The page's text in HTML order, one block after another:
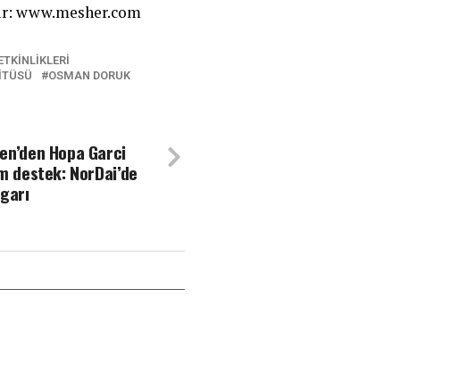
www.mesher.com
OSMAN DORUK
Hopa Garci
destek: NorDai’de